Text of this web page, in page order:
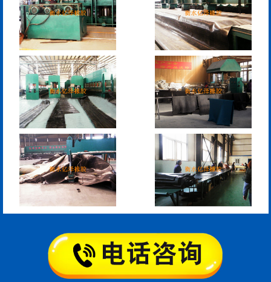
缩缝
模数式160、240、320伸
缩缝
SF梳型伸缩缝
L型桥梁伸缩缝 Z型桥梁伸缩缝